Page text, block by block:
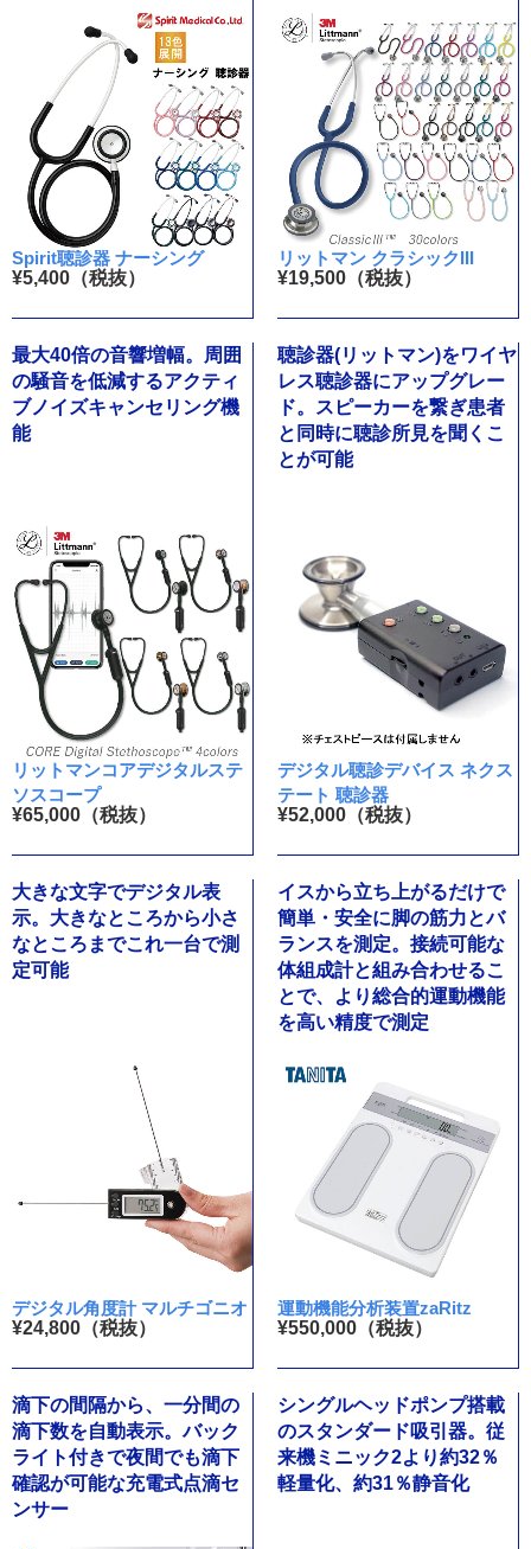
Spirit聴診器 ナーシング
¥5,400（税抜）
リットマン クラシックIII
¥19,500（税抜）
最大40倍の音響増幅。周囲
の騒音を低減するアクティ
ブノイズキャンセリング機
能
リットマンコアデジタルステ
ソスコープ
¥65,000（税抜）
聴診器(リットマン)をワイヤ
レス聴診器にアップグレー
ド。スピーカーを繋ぎ患者
と同時に聴診所見を聞くこ
とが可能
デジタル聴診デバイス ネクス
テート 聴診器
¥52,000（税抜）
大きな文字でデジタル表
示。大きなところから小さ
なところまでこれ一台で測
定可能
デジタル角度計 マルチゴニオ
¥24,800（税抜）
イスから立ち上がるだけで
簡単・安全に脚の筋力とバ
ランスを測定。接続可能な
体組成計と組み合わせるこ
とで、より総合的運動機能
を高い精度で測定
運動機能分析装置zaRitz
¥550,000（税抜）
滴下の間隔から、一分間の
滴下数を自動表示。バック
ライト付きで夜間でも滴下
確認が可能な充電式点滴セ
ンサー
シングルヘッドポンプ搭載
のスタンダード吸引器。従
来機ミニック2より約32％
軽量化、約31％静音化